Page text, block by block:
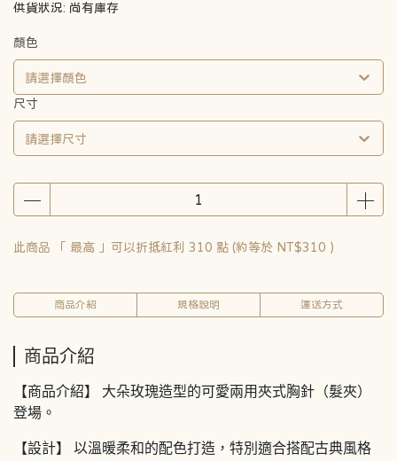
供貨狀況: 尚有庫存
顏色
請選擇顏色
尺寸
請選擇尺寸
此商品 「 最高 」可以折抵紅利 310 點 (約等於 NT$310 )
商品介紹 規格說明 運送方式
商品介紹
【商品介紹】 大朵玫瑰造型的可愛兩用夾式胸針（髮夾）
登場。
【設計】 以溫暖柔和的配色打造，特別適合搭配古典風格